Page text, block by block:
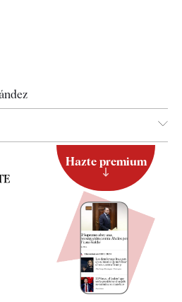
Hazte premium